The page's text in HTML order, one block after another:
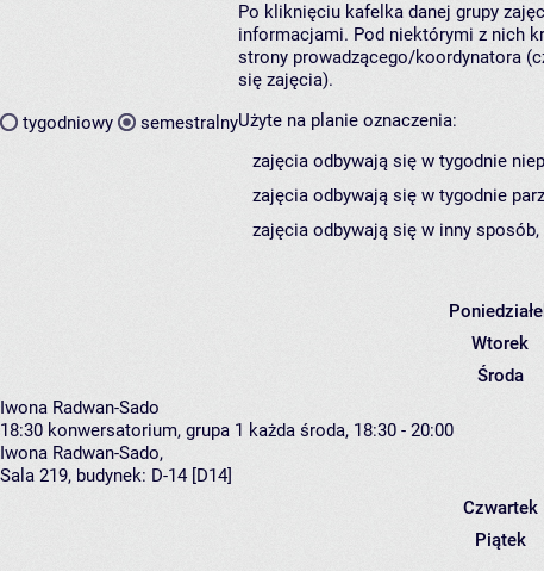
tygodniowy semestralny
Po kliknięciu kafelka danej grupy
informacjami. Pod niektórymi z nich
strony prowadzącego/koordynatora
się zajęcia).
Użyte na planie oznaczenia:
zajęcia odbywają się w tygodnie
zajęcia odbywają się w tygodnie
zajęcia odbywają się w inny sposób,
Wtorek
Środa
Iwona Radwan-Sado
18:30 konwersatorium, grupa 1 każda środa, 18:30 - 20:00
Iwona Radwan-Sado,
Sala 219, budynek: D-14 [D14]
Czwartek
Piątek